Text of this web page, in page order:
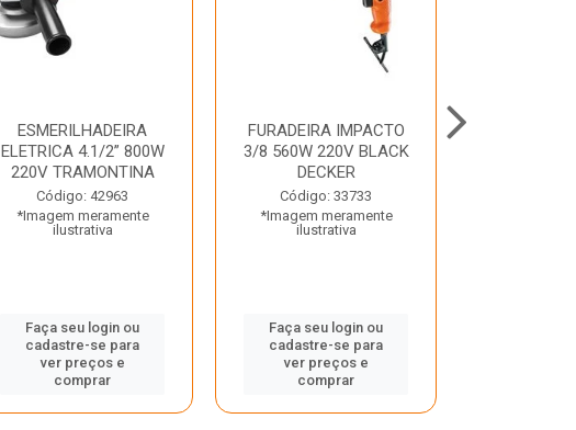
ESMERILHADEIRA
ELETRICA 4.1/2” 800W
220V TRAMONTINA
Código: 42963
*Imagem meramente
ilustrativa
Faça seu login ou
cadastre-se para
ver preços e
comprar
FURADEIRA IMPACTO
3/8 560W 220V BLACK
DECKER
Código: 33733
*Imagem meramente
ilustrativa
Faça seu login ou
cadastre-se para
ver preços e
comprar